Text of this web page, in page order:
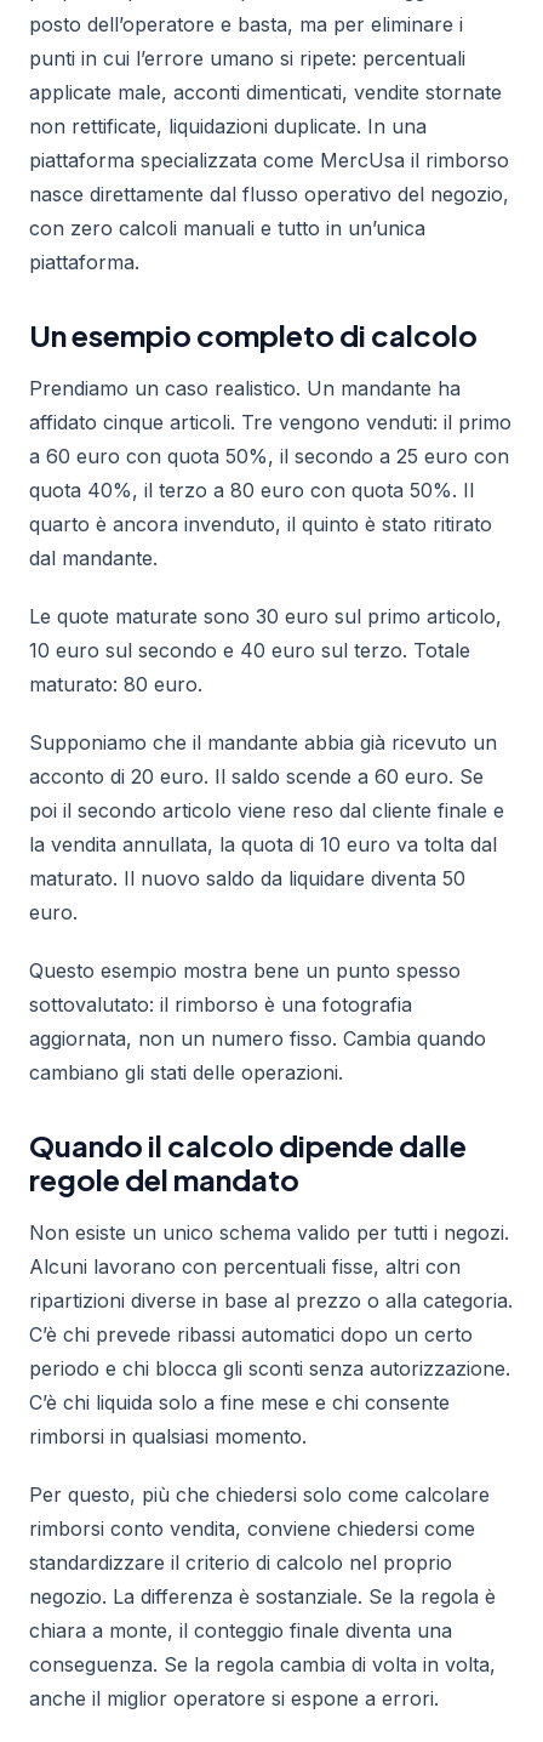
posto dell’operatore e basta, ma per eliminare i
punti in cui l’errore umano si ripete: percentuali
applicate male, acconti dimenticati, vendite stornate
non rettificate, liquidazioni duplicate. In una
piattaforma specializzata come MercUsa il rimborso
nasce direttamente dal flusso operativo del negozio,
con zero calcoli manuali e tutto in un’unica
piattaforma.
Un esempio completo di calcolo
Prendiamo un caso realistico. Un mandante ha
affidato cinque articoli. Tre vengono venduti: il primo
a 60 euro con quota 50%, il secondo a 25 euro con
quota 40%, il terzo a 80 euro con quota 50%. Il
quarto è ancora invenduto, il quinto è stato ritirato
dal mandante.
Le quote maturate sono 30 euro sul primo articolo,
10 euro sul secondo e 40 euro sul terzo. Totale
maturato: 80 euro.
Supponiamo che il mandante abbia già ricevuto un
acconto di 20 euro. Il saldo scende a 60 euro. Se
poi il secondo articolo viene reso dal cliente finale e
la vendita annullata, la quota di 10 euro va tolta dal
maturato. Il nuovo saldo da liquidare diventa 50
euro.
Questo esempio mostra bene un punto spesso
sottovalutato: il rimborso è una fotografia
aggiornata, non un numero fisso. Cambia quando
cambiano gli stati delle operazioni.
Quando il calcolo dipende dalle
regole del mandato
Non esiste un unico schema valido per tutti i negozi.
Alcuni lavorano con percentuali fisse, altri con
ripartizioni diverse in base al prezzo o alla categoria.
C’è chi prevede ribassi automatici dopo un certo
periodo e chi blocca gli sconti senza autorizzazione.
C’è chi liquida solo a fine mese e chi consente
rimborsi in qualsiasi momento.
Per questo, più che chiedersi solo come calcolare
rimborsi conto vendita, conviene chiedersi come
standardizzare il criterio di calcolo nel proprio
negozio. La differenza è sostanziale. Se la regola è
chiara a monte, il conteggio finale diventa una
conseguenza. Se la regola cambia di volta in volta,
anche il miglior operatore si espone a errori.